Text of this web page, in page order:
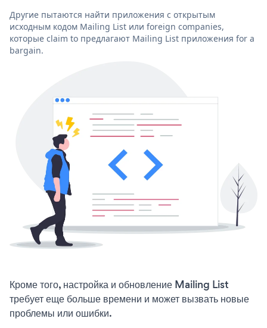
Другие пытаются найти приложения с открытым
исходным кодом Mailing List или foreign companies,
которые claim to предлагают Mailing List приложения for a
bargain.
Кроме того, настройка и обновление Mailing List
требует еще больше времени и может вызвать новые
проблемы или ошибки.